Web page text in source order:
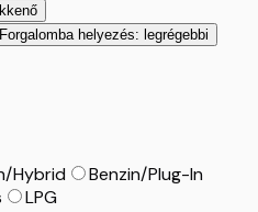
Forgalomba helyezés: legrégebbi
Hybrid
Benzin/Plug-In
LPG